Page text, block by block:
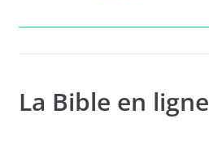
La Bible en ligne